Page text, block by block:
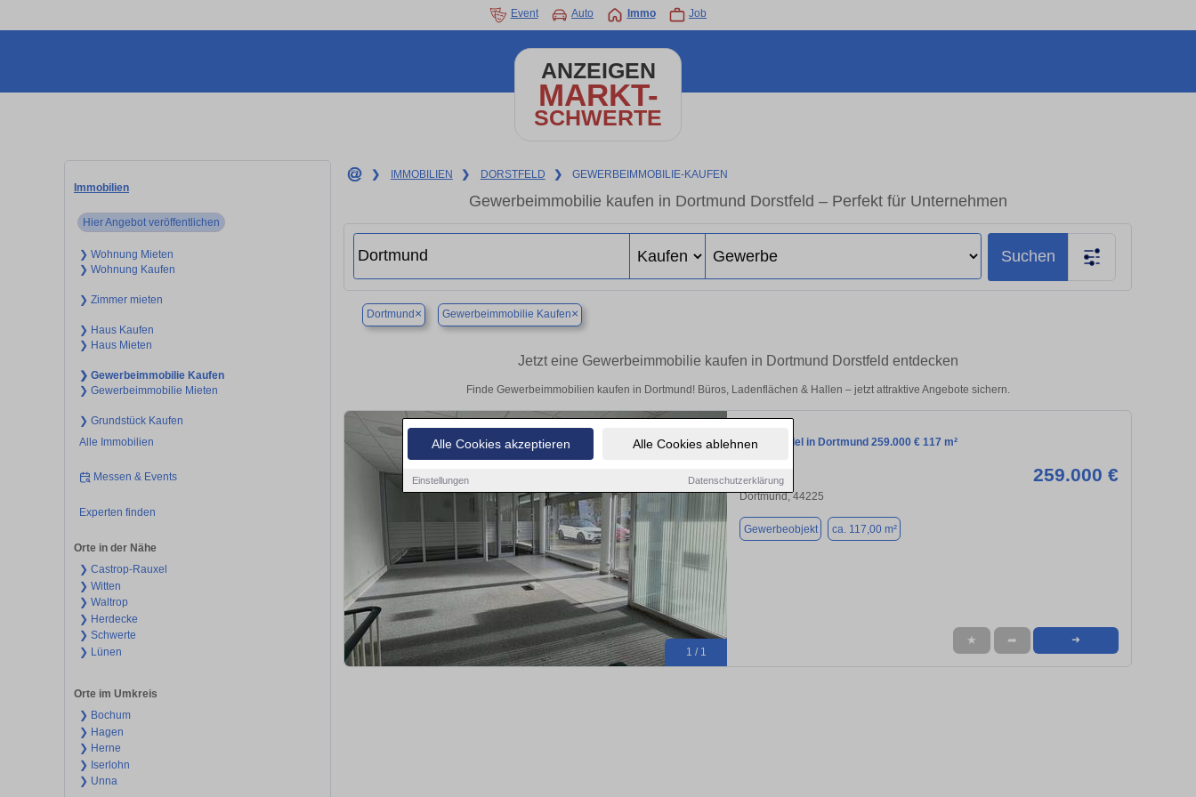
Alle Cookies akzeptieren Alle Cookies ablehnen
Einstellungen Datenschutzerklärung
Event Auto Immo Job
ANZEIGEN
MARKT-
SCHWERTE
Immobilien
Hier Angebot veröffentlichen
❯ Wohnung Mieten
❯ Wohnung Kaufen
❯ Zimmer mieten
❯ Haus Kaufen
❯ Haus Mieten
❯ Gewerbeimmobilie Kaufen
❯ Gewerbeimmobilie Mieten
❯ Grundstück Kaufen
Alle Immobilien
Messen & Events
Experten finden
Orte in der Nähe
❯ Castrop-Rauxel
❯ Witten
❯ Waltrop
❯ Herdecke
❯ Schwerte
❯ Lünen
Orte im Umkreis
❯ Bochum
❯ Hagen
❯ Herne
❯ Iserlohn
❯ Unna
❯ IMMOBILIEN ❯ DORSTFELD ❯ GEWERBEIMMOBILIE-KAUFEN
Gewerbeimmobilie kaufen in Dortmund Dorstfeld – Perfekt für Unternehmen
Suchen
Dortmund × Gewerbeimmobilie Kaufen×
Jetzt eine Gewerbeimmobilie kaufen in Dortmund Dorstfeld entdecken
Finde Gewerbeimmobilien kaufen in Dortmund! Büros, Ladenflächen & Hallen – jetzt attraktive Angebote sichern.
1 / 1
Einzelhandel in Dortmund 259.000 € 117 m²
259.000 €
Dortmund, 44225
Gewerbeobjekt ca. 117,00 m²
★ ➦ ➜